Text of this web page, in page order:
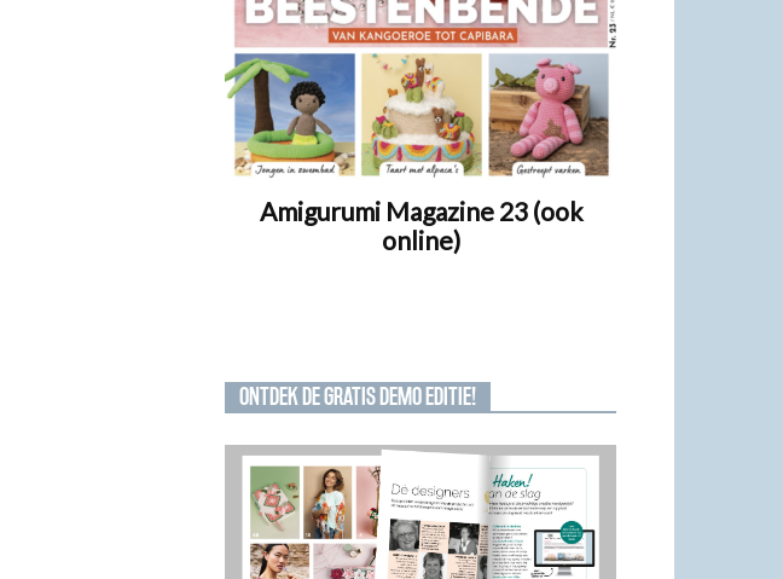
Amigurumi Magazine 23 (ook
online)
ONTDEK DE GRATIS DEMO EDITIE!